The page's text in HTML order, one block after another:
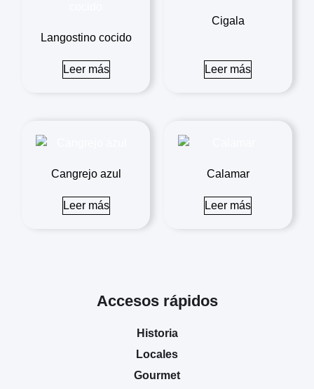
Langostino cocido
Leer más
Cigala
Leer más
Cangrejo azul
Leer más
Calamar
Leer más
Accesos rápidos
Historia
Locales
Gourmet